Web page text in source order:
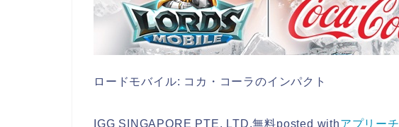
ロードモバイル: コカ・コーラのインパクト
IGG SINGAPORE PTE. LTD.無料posted withアプリーチ